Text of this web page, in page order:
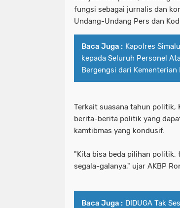
fungsi sebagai jurnalis dan
Undang-Undang Pers dan
Baca Juga : Kapolres
kepada Seluruh Personel
Bergengsi dari Kementerian
Terkait suasana tahun politik,
berita-berita politik yang
kamtibmas yang kondusif.
"Kita bisa beda pilihan politik,
segala-galanya," ujar AKBP
Baca Juga : DIDUGA Tak